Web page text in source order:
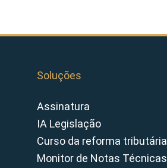
Soluções
Assinatura
IA Legislação
Curso da reforma tributária
Monitor de Notas Técnicas